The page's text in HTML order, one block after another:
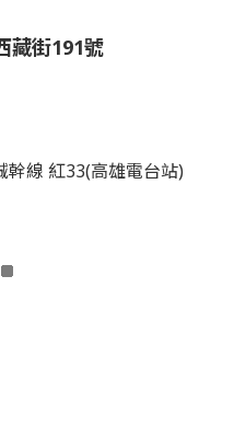
藏街191號
線 紅33(高雄電台站)